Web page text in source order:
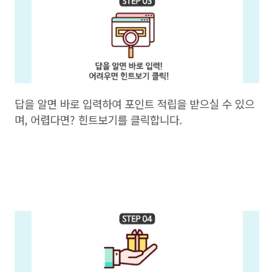
답을 알면 바로 입력하여 포인트 적립을 받으실 수 있으
며, 어렵다면? 힌트보기를 클릭합니다.